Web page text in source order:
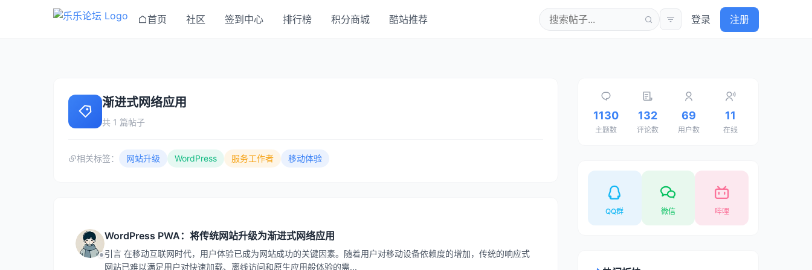
首页 社区 签到中心 排行榜 积分商城 酷站推荐 登录 注册
渐进式网络应用
共 1 篇帖子
相关标签： 网站升级 WordPress 服务工作者 移动体验
WordPress PWA：将传统网站升级为渐进式网络应用
引言 在移动互联网时代，用户体验已成为网站成功的关键因素。随着用户对移动设备依赖度的增加，传统的响应式
网站已难以满足用户对快速加载、离线访问和原生应用般体验的需...
1130
主题数
132
评论数
69
用户数
11
在线
QQ群 微信 哔哩